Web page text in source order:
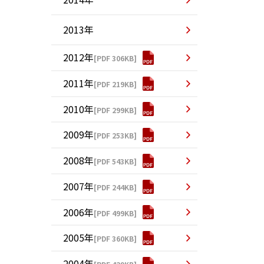
2013年
2012年[PDF 306KB]
2011年[PDF 219KB]
2010年[PDF 299KB]
2009年[PDF 253KB]
2008年[PDF 543KB]
2007年[PDF 244KB]
2006年[PDF 499KB]
2005年[PDF 360KB]